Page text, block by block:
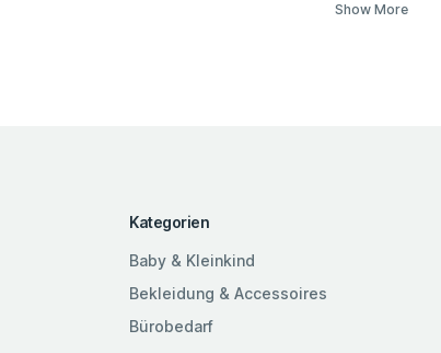
Show More
Kategorien
Baby & Kleinkind
Bekleidung & Accessoires
Bürobedarf